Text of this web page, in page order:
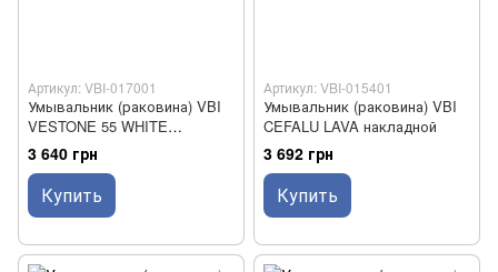
Артикул: VBI-017001
Умывальник (раковина) VBI
VESTONE 55 WHITE
накладной
3 640 грн
Купить
Артикул: VBI-015401
Умывальник (раковина) VBI
CEFALU LAVA накладной
3 692 грн
Купить